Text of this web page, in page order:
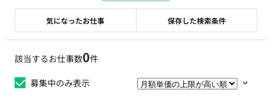
該当するお仕事数0件
募集中のみ表示
気になったお仕事 保存した検索条件